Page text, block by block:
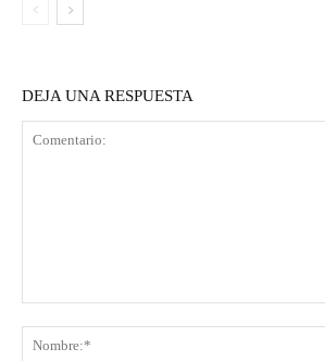
DEJA UNA RESPUESTA